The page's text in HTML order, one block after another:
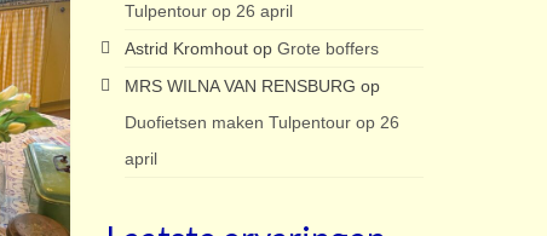
Tulpentour op 26 april
Astrid Kromhoutop Grote boffers
MRS WILNA VAN RENSBURG op
Duofietsen maken Tulpentour op 26
april